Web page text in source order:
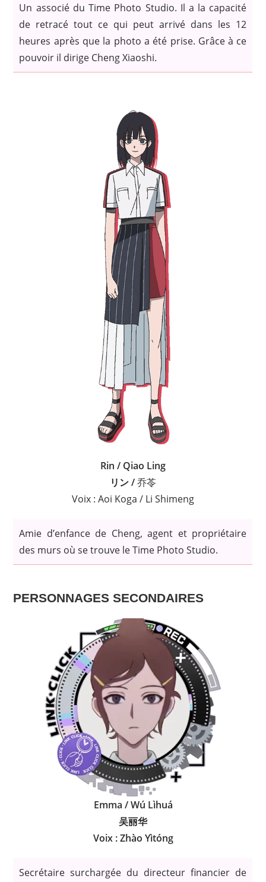
Un associé du Time Photo Studio. Il a la capacité
de retracé tout ce qui peut arrivé dans les 12
heures après que la photo a été prise. Grâce à ce
pouvoir il dirige Cheng Xiaoshi.
Rin / Qiao Ling
リン /乔苓
Voix : Aoi Koga / Li Shimeng
Amie d’enfance de Cheng, agent et propriétaire
des murs où se trouve le Time Photo Studio.
PERSONNAGES SECONDAIRES
Emma / Wú Lìhuá
吴丽华
Voix : Zhào Yìtóng
Secrétaire surchargée du directeur financier de